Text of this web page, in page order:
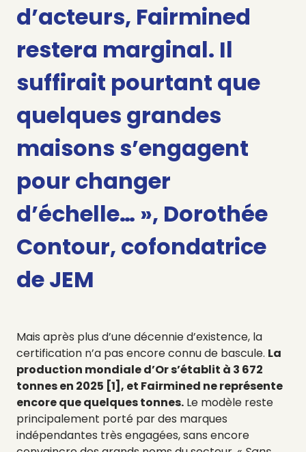
d’acteurs, Fairmined
restera marginal. Il
suffirait pourtant que
quelques grandes
maisons s’engagent
pour changer
d’échelle… », Dorothée
Contour, cofondatrice
de JEM
Mais après plus d’une décennie d’existence, la
certification n’a pas encore connu de bascule. La
production mondiale d’Or s’établit à 3 672
tonnes en 2025 [1], et Fairmined ne représente
encore que quelques tonnes. Le modèle reste
principalement porté par des marques
indépendantes très engagées, sans encore